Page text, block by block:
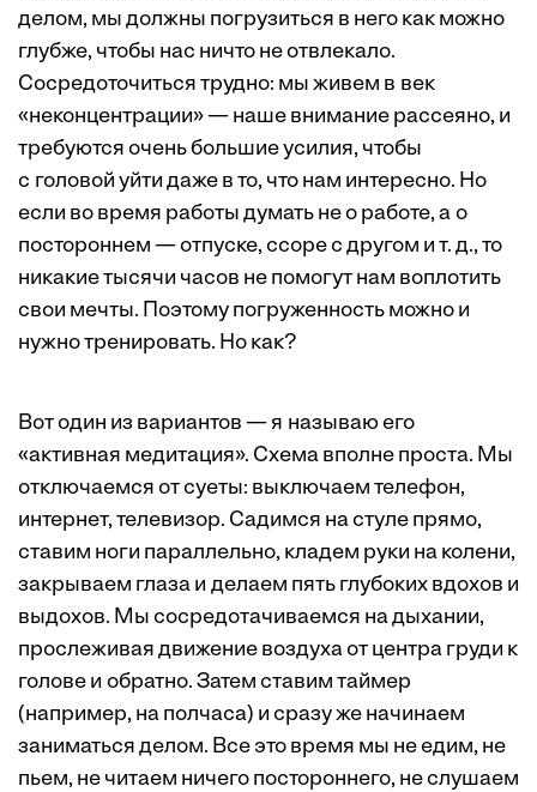
делом, мы должны погрузиться в него как можно
глубже, чтобы нас ничто не отвлекало.
Сосредоточиться трудно: мы живем в век
«неконцентрации» — наше внимание рассеяно, и
требуются очень большие усилия, чтобы
с головой уйти даже в то, что нам интересно. Но
если во время работы думать не о работе, а о
постороннем — отпуске, ссоре с другом и т. д., то
никакие тысячи часов не помогут нам воплотить
свои мечты. Поэтому погруженность можно и
нужно тренировать. Но как?
Вот один из вариантов — я называю его
«активная медитация». Схема вполне проста. Мы
отключаемся от суеты: выключаем телефон,
интернет, телевизор. Садимся на стуле прямо,
ставим ноги параллельно, кладем руки на колени,
закрываем глаза и делаем пять глубоких вдохов и
выдохов. Мы сосредотачиваемся на дыхании,
прослеживая движение воздуха от центра груди к
голове и обратно. Затем ставим таймер
(например, на полчаса) и сразу же начинаем
заниматься делом. Все это время мы не едим, не
пьем, не читаем ничего постороннего, не слушаем